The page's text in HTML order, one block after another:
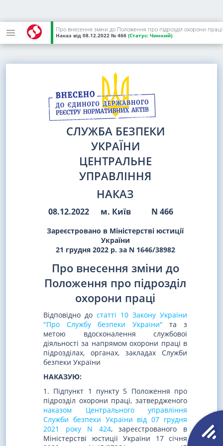
Про внесення зміни до Положення про підрозділ охорони праці
Наказ від 08.12.2022 № 466 (Статус: Чинний)
СЛУЖБА БЕЗПЕКИ
УКРАЇНИ
ЦЕНТРАЛЬНЕ
УПРАВЛІННЯ
НАКАЗ
08.12.2022 м. Київ N 466
Зареєстровано в Міністерстві юстиції
України
21 грудня 2022 р. за N 1646/38982
Про внесення зміни до
Положення про підрозділ
охорони праці
Відповідно до статті 10 Закону України
"Про Службу безпеки України" та з
метою вдосконалення службової
діяльності за напрямом охорони праці в
підрозділах, органах, закладах Служби
безпеки України
НАКАЗУЮ:
1. Підпункт 1 пункту 5 Положення про
підрозділ охорони праці, затвердженого
наказом Центрального управління
Служби безпеки України від 07 грудня
2021 року N 424, зареєстрованого в
Міністерстві юстиції України 17 січня